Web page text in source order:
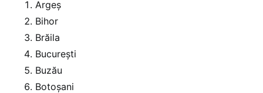
Argeș
Bihor
Brăila
București
Buzău
Botoșani